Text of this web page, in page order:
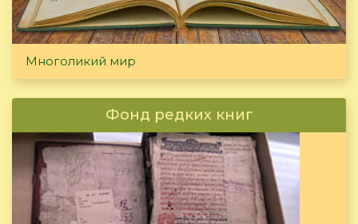
Многоликий мир
Фонд редких книг